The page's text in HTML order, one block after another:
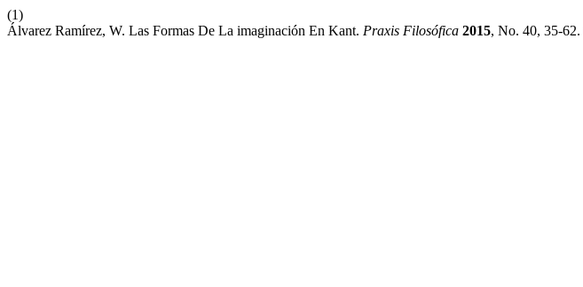
(1)
Álvarez Ramírez, W. Las Formas De La imaginación En Kant. Praxis Filosófica 2015, No. 40, 35-62.